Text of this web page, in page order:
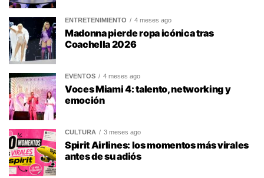
ENTRETENIMIENTO 4 meses ago
Madonna pierde ropa icónica tras
Coachella 2026
EVENTOS 4 meses ago
Voces Miami 4: talento, networking y
emoción
CULTURA 3 meses ago
Spirit Airlines: los momentos más virales
antes de su adiós